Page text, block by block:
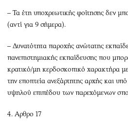
– Τα έτη υποχρεωτικής φοίτησης δεν
(αντί για 9 σήμερα).
– Δυνατότητα παροχής ανώτατης
πανεπιστημιακής εκπαίδευσης που
κρατικό/μη κερδοσκοπικό χαρακτήρα
την εποπτεία ανεξάρτητης αρχής και
υψηλού επιπέδου των παρεχόμενων
4. Αρθρο 17